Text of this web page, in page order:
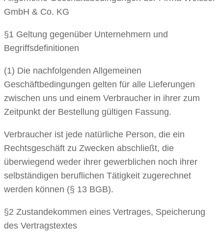
GmbH & Co. KG
§1 Geltung gegenüber Unternehmern und
Begriffsdefinitionen
(1) Die nachfolgenden Allgemeinen
Geschäftbedingungen gelten für alle Lieferungen
zwischen uns und einem Verbraucher in ihrer zum
Zeitpunkt der Bestellung gültigen Fassung.
Verbraucher ist jede natürliche Person, die ein
Rechtsgeschäft zu Zwecken abschließt, die
überwiegend weder ihrer gewerblichen noch ihrer
selbständigen beruflichen Tätigkeit zugerechnet
werden können (§ 13 BGB).
§2 Zustandekommen eines Vertrages, Speicherung
des Vertragstextes